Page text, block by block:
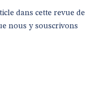
dans cette revue de
nous y souscrivons